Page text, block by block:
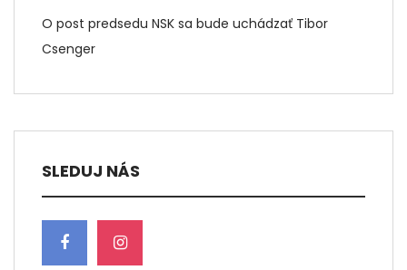
O post predsedu NSK sa bude uchádzať Tibor
Csenger
SLEDUJ NÁS